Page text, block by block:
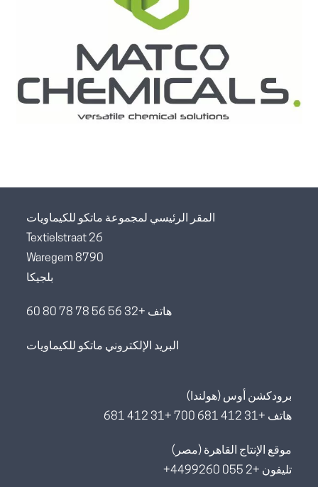
المقر الرئيسي لمجموعة ماتكو للكيماويات
Textielstraat 26
8790 Waregem
بلجيكا
هاتف +32 56 56 78 78 80 60
البريد الإلكتروني ماتكو للكيماويات
برودكشن أوس (هولندا)
هاتف +31 412 681 700 +31 412 681
موقع الإنتاج القاهرة (مصر)
تليفون +2 055 4499260+